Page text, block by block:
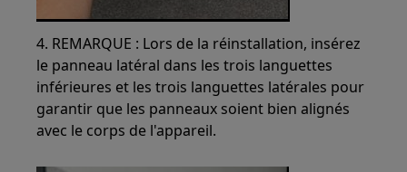
4. REMARQUE : Lors de la réinstallation, insérez
le panneau latéral dans les trois languettes
inférieures et les trois languettes latérales pour
garantir que les panneaux soient bien alignés
avec le corps de l'appareil.